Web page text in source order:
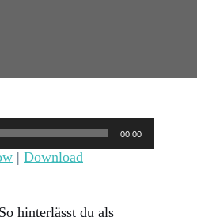
00:00
| Download
hinterlässt du als